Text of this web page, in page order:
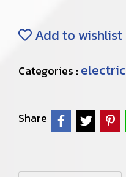
Add to wishlist
Categories : electric
Share